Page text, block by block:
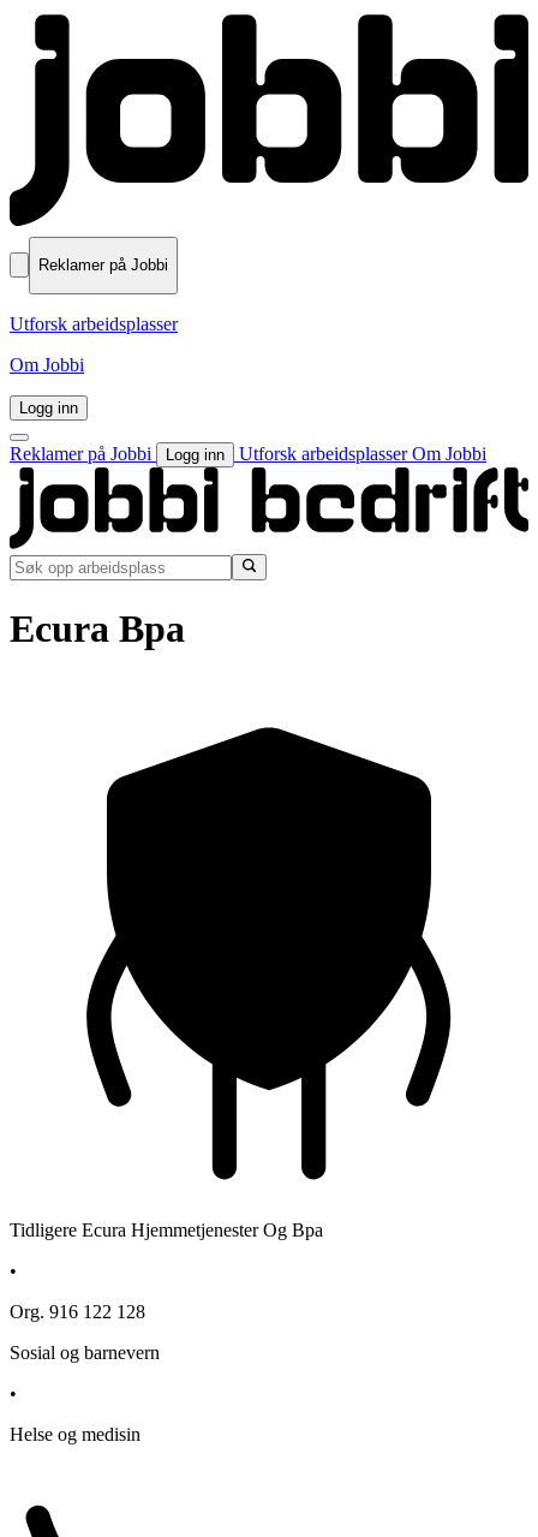
Reklamer på Jobbi
Utforsk arbeidsplasser
Om Jobbi
Logg inn
Reklamer på Jobbi Logg inn Utforsk arbeidsplasserOm Jobbi
Ecura Bpa
Tidligere Ecura Hjemmetjenester Og Bpa
•
Org. 916 122 128
Sosial og barnevern
•
Helse og medisin